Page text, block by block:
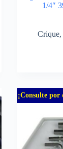
1/4″
Crique,
¡Consulte por